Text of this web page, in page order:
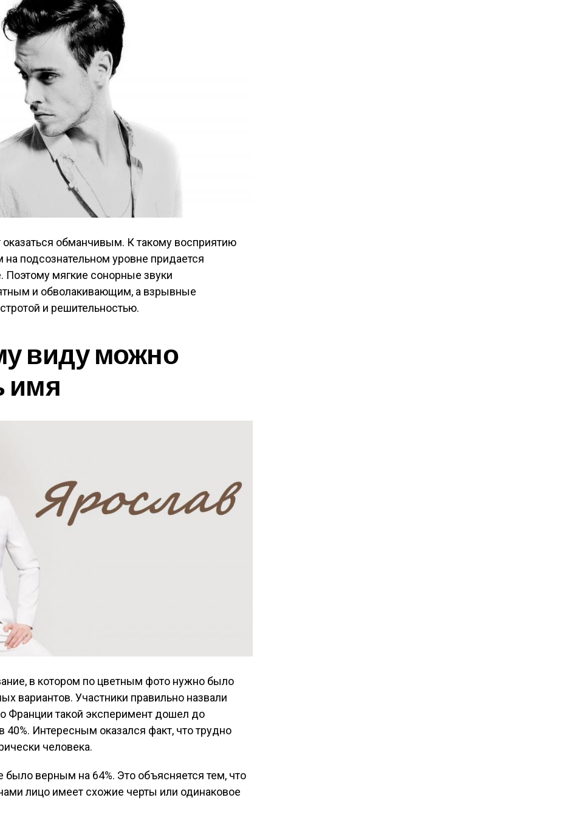
обманчивым. К такому восприятию
на подсознательном уровне придается
Поэтому мягкие сонорные звуки
и обволакивающим, а взрывные
и решительностью.
виду можно
имя
в котором по цветным фото нужно было
вариантов. Участники правильно назвали
Франции такой эксперимент дошел до
40%. Интересным оказался факт, что трудно
человека.
верным на 64%. Это объясняется тем, что
лицо имеет схожие черты или одинаковое